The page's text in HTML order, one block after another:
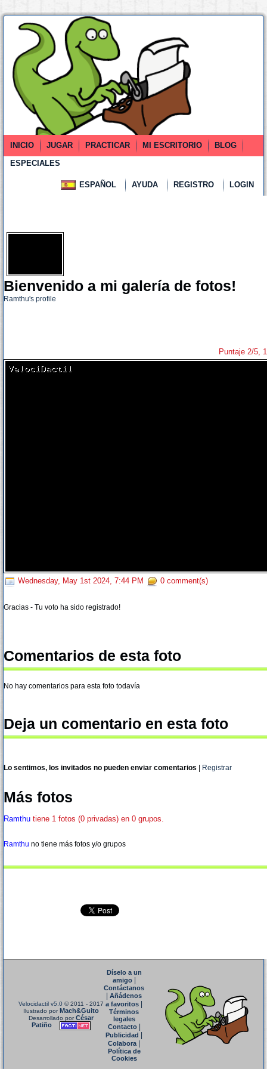
INICIO JUGAR PRACTICAR MI ESCRITORIO
BLOG
ESPECIALES
ESPAÑOL AYUDA REGISTRO LOGIN
Bienvenido a mi galería de fotos!
Ramthu's profile
Puntaje 2/5,
Wednesday, May 1st 2024, 7:44 PM 0 comment(s)
Gracias - Tu voto ha sido registrado!
Comentarios de esta foto
No hay comentarios para esta foto todavía
Deja un comentario en esta foto
Lo sentimos, los invitados no pueden enviar comentarios Registrar
Más fotos
Ramthu tiene 1 fotos (0 privadas) en 0 grupos.
Ramthu no tiene más fotos y/o grupos
Velocidactil v5.0 © 2011 - 2017
Ilustrado porMach&Guito
Desarrollado porCésar
Patiño
Díselo a un
amigo|
Contáctanos
Añádenos
a favoritos
Términos
legales
Contacto|
Publicidad
Colabora|
Política de
Cookies